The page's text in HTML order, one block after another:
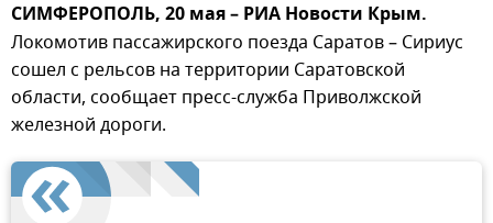
СИМФЕРОПОЛЬ, 20 мая – РИА Новости Крым.
Локомотив пассажирского поезда Саратов – Сириус
сошел с рельсов на территории Саратовской
области, сообщает пресс-служба Приволжской
железной дороги.